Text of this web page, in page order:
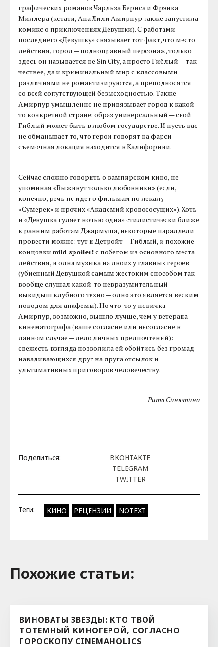
графических романов Чарльза Бернса и Фрэнка
Миллера (кстати, Ана Лили Амирпур также запустила
комикс о приключениях Девушки). С работами
последнего «Девушку» связывает тот факт, что место
действия, город — полноправный персонаж, только
здесь он называется не Sin City, а просто Гиблый — так
честнее, да и криминальный мир с классовыми
различиями не романтизируются, а преподносятся
со всей сопутствующей безысходностью. Также
Амирпур умышленно не привязывает город к какой-
то конкретной стране: образ универсальный — свой
Гиблый может быть в любом государстве. И пусть вас
не обманывает то, что герои говорят на фарси —
съемочная локация находится в Калифорнии.
Сейчас сложно говорить о вампирском кино, не
упоминая «Выживут только любовники» (если,
конечно, речь не идет о фильмам по лекалу
«Сумерек» и прочих «Академий кровососущих»). Хоть
и «Девушка гуляет ночью одна» стилистически ближе
к ранним работам Джармуша, некоторые параллели
провести можно: тут и Детройт — Гиблый, и похожие
концовкиmild spoiler!c побегом из основного места
действия, и одна музыка на двоих у главных героев
(убиенный Девушкой самым жестоким способом так
вообще слушал какой-то невразумительный
выкидыш клубного техно — одно это является веским
поводом для анафемы). Но что-то у новичка
Амирпур, возможно, вышло лучше, чем у ветерана
кинематографа (ваше согласие или несогласие в
данном случае — дело личных предпочтений):
свежесть взгляда позволила ей обойтись без громад
наваливающихся друг на друга отсылок и
ультимативных приговоров человечеству.
Рита Синютина
Поделиться:
ВКОНТАКТЕ
TELEGRAM
TWITTER
Теги: КИНО РЕЦЕНЗИИ NOTEXT
Похожие cтатьи:
ВИНОВАТЫ ЗВЕЗДЫ: КТО ТВОЙ
ТОТЕМНЫЙ КИНОГЕРОЙ, СОГЛАСНО
ГОРОСКОПУ CINEMAHOLICS